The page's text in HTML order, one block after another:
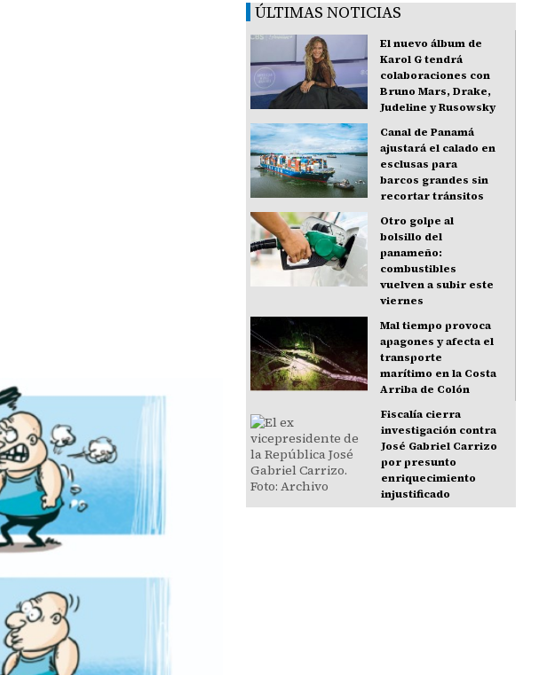
ÚLTIMAS NOTICIAS
El nuevo álbum de
Karol G tendrá
colaboraciones con
Bruno Mars, Drake,
Judeline y Rusowsky
Canal de Panamá
ajustará el calado en
esclusas para
barcos grandes sin
recortar tránsitos
Otro golpe al
bolsillo del
panameño:
combustibles
vuelven a subir este
viernes
Mal tiempo provoca
apagones y afecta el
transporte
marítimo en la Costa
Arriba de Colón
Fiscalía cierra
investigación contra
José Gabriel Carrizo
por presunto
enriquecimiento
injustificado